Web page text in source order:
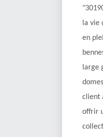
la vie
en
large
client
offrir